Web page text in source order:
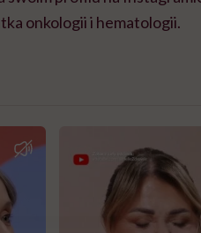
onkologii i hematologii.